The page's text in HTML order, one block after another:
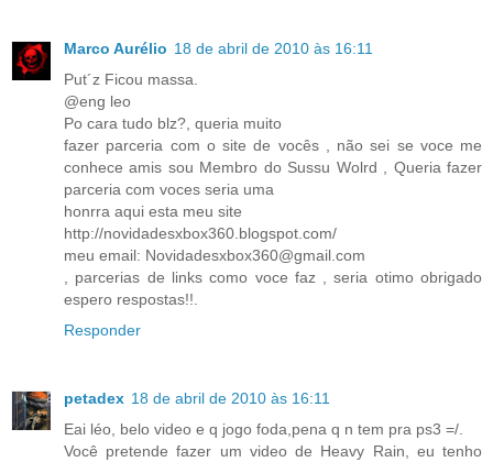
Marco Aurélio 18 de abril de 2010 às 16:11
Put´z Ficou massa.
@eng leo
Po cara tudo blz?, queria muito
fazer parceria com o site de vocês , não sei se voce me
conhece amis sou Membro do Sussu Wolrd , Queria fazer
parceria com voces seria uma
honrra aqui esta meu site
http://novidadesxbox360.blogspot.com/
meu email: Novidadesxbox360@gmail.com
, parcerias de links como voce faz , seria otimo obrigado
espero respostas!!.
Responder
petadex 18 de abril de 2010 às 16:11
Eai léo, belo video e q jogo foda,pena q n tem pra ps3 =/.
Você pretende fazer um video de Heavy Rain, eu tenho